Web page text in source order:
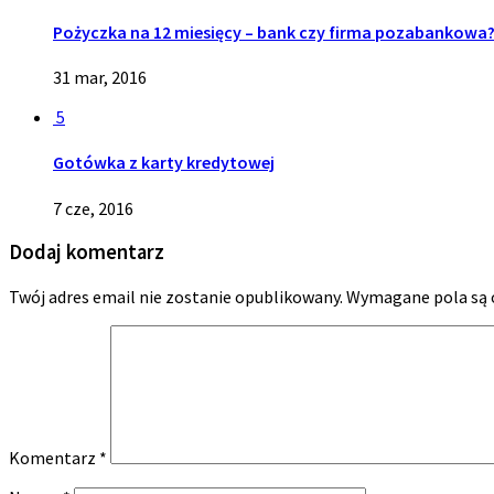
Pożyczka na 12 miesięcy – bank czy firma pozabankowa?
31 mar, 2016
5
Gotówka z karty kredytowej
7 cze, 2016
Dodaj komentarz
Twój adres email nie zostanie opublikowany. Wymagane pola są
Komentarz *